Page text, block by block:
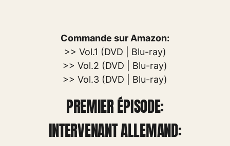
Commande sur Amazon:
>> Vol.1 (DVD | Blu-ray)
>> Vol.2 (DVD | Blu-ray)
>> Vol.3 (DVD | Blu-ray)
PREMIER ÉPISODE:
INTERVENANT ALLEMAND: